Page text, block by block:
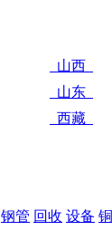
山西
山东
西藏
钢管 回收 设备 铜